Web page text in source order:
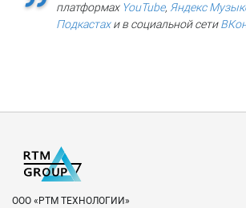
платформах YouTube, Яндекс
Подкастахи в социальной сети
ООО «РТМ ТЕХНОЛОГИИ»